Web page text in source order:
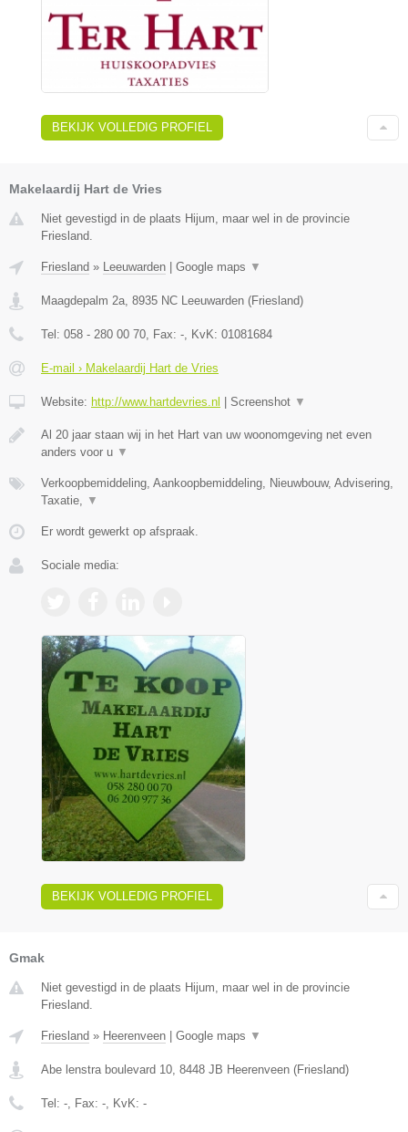
BEKIJK VOLLEDIG PROFIEL
Makelaardij Hart de Vries
Niet gevestigd in de plaats Hijum, maar wel in de provincie
Friesland.
Friesland » Leeuwarden | Google maps ▼
Maagdepalm 2a 8935 NC Leeuwarden (Friesland)
Tel: 058 - 280 00 70 , Fax: - , KvK: 01081684
E-mail › Makelaardij Hart de Vries
Website: http://www.hartdevries.nl | Screenshot ▼
Al 20 jaar staan wij in het Hart van uw woonomgeving net even
anders voor u ▼
Verkoopbemiddeling, Aankoopbemiddeling, Nieuwbouw, Advisering,
Taxatie,
▼
Er wordt gewerkt op afspraak.
Sociale media:
BEKIJK VOLLEDIG PROFIEL
Gmak
Niet gevestigd in de plaats Hijum, maar wel in de provincie
Friesland.
Friesland » Heerenveen Google maps ▼
Abe lenstra boulevard 10, 8448 JB Heerenveen (Friesland)
Tel: -, Fax: -, KvK: -